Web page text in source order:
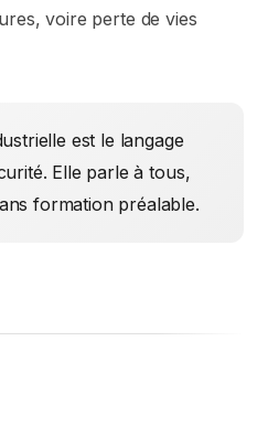
voire perte de vies
est le langage
Elle parle à tous,
formation préalable.